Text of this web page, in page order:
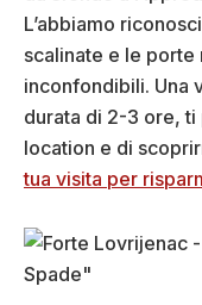
L’abbiamo
scalinate e le
inconfondibili. Una
durata di 2-3 ore,
location e di
tua visita per